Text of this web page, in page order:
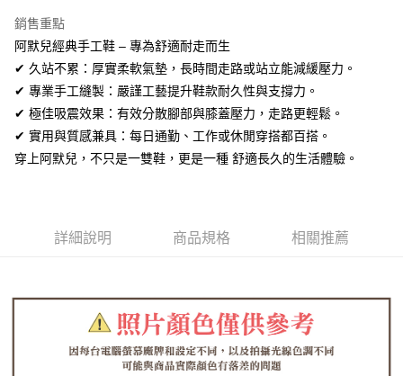
台新國際商業銀行
台灣樂天信用卡公司
Google Pay
全盈+PAY
AFTEE先享後付
相關說明
【關於「AFTEE先享後付」】
AFTEE先享後付是「在收到商品之後才付款」的支付方式。 讓您購物簡單
２．訂單成立數日內，您將收到繳費通知簡訊。
３．收到繳費通知簡訊後14天內，點擊此簡訊中的連結，可透過四大超商／
ATM／網路銀行／等多元方式進行付款，方視為交易完成。
※ 請注意：結帳手續完成當下不需立刻繳費，但若您需要取消訂單，請聯絡
購買商品的店家。未經商家同意取消之訂單仍視為有效，需透過AFTEE先享
ATM付款
全家取貨付款
每筆NT$60，滿NT$1,380(含以上)免運費
7-11取貨付款
每筆NT$60，滿NT$1,380(含以上)免運費
銷售重點
阿默兒經典手工鞋 – 專為舒適耐走而生
✔ 久站不累：厚實柔軟氣墊，長時間走路或站立能減緩壓力。
✔ 專業手工縫製：嚴謹工藝提升鞋款耐久性與支撐力。
✔ 極佳吸震效果：有效分散腳部與膝蓋壓力，走路更輕鬆。
✔ 實用與質感兼具：每日通勤、工作或休閒穿搭都百搭。
穿上阿默兒，不只是一雙鞋，更是一種 舒適長久的生活體驗。
詳細說明 商品規格 相關推薦